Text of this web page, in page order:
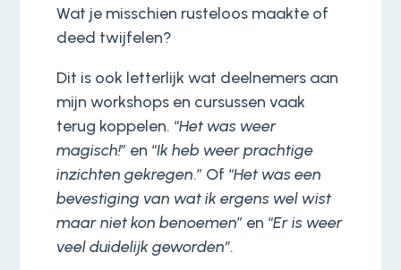
Wat je misschien rusteloos maakte of
deed twijfelen?
Dit is ook letterlijk wat deelnemers aan
mijn workshops en cursussen vaak
terug koppelen. “Het was weer
magisch!” en “Ik heb weer prachtige
inzichten gekregen.” Of “Het was een
bevestiging van wat ik ergens wel wist
maar niet kon benoemen” en “Er is weer
veel duidelijk geworden”.